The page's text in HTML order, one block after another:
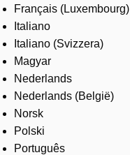
Français (Luxembourg)
Italiano
Italiano (Svizzera)
Magyar
Nederlands
Nederlands (België)
Norsk
Polski
Português